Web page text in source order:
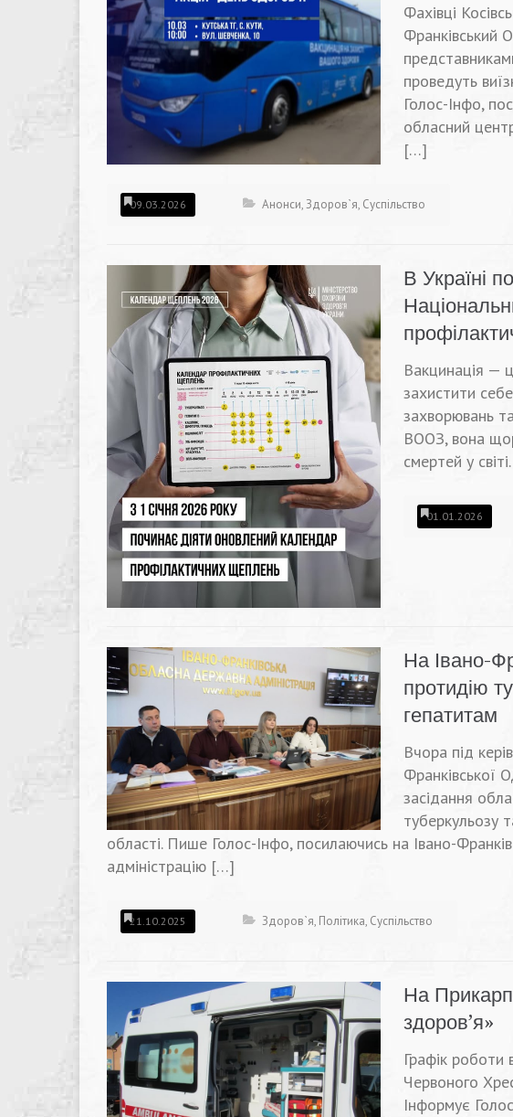
Фахівці
проведуть
Голос-Інфо,
обласний
[…]
09.03.2026 Анонси,Здоров`я, Суспільство
В Україні
Вакцинація —
захистити
захворювань
ВООЗ, вона
смертей у
01.01.2026
На Івано-
протидію
гепатитам
Вчора під
Франківської
засідання
туберкульозу
області. Пише Голос-Інфо, посилаючись на Івано-
адміністрацію […]
21.10.2025 Здоров`я, Політика, Суспільство
На
здоров’я»
Графік роботи
Червоного
Інформує